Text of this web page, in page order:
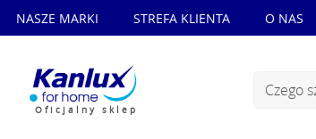
NASZE MARKI STREFA KLIENTA O NAS
Oficjalny sklep